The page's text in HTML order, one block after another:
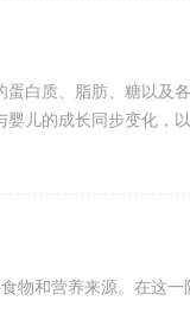
白质、脂肪、糖以及
儿的成长同步变化，
物和营养来源。在这